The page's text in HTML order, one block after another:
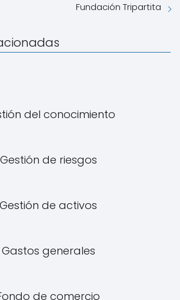
Fundación Tripartita
del conocimiento
Gestión de riesgos
Gestión de activos
Gastos generales
de comercio